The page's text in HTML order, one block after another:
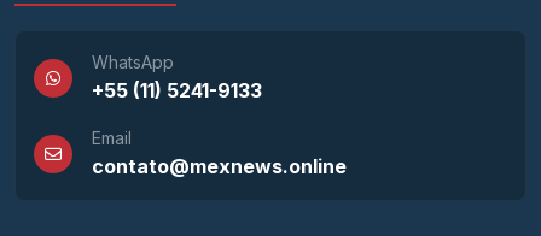
WhatsApp
+55 (11) 5241-9133
Email
contato@mexnews.online